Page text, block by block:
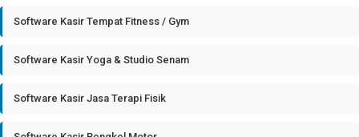
Software Kasir Tempat Fitness / Gym
Software Kasir Yoga & Studio Senam
Software Kasir Jasa Terapi Fisik